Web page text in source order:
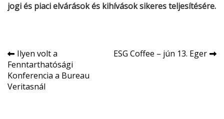
jogi és piaci elvárások és kihívások sikeres teljesítésére.
Bejegyzés
navigáció
Ilyen volt a
Fenntarthatósági
Konferencia a Bureau
Veritasnál
ESG Coffee – jún 13. Eger